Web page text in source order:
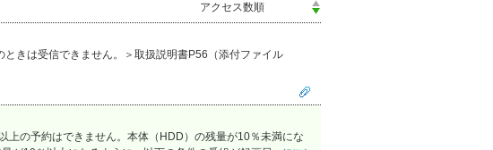
きは受信できません。＞取扱説明書P56（添付ファイル
上の予約はできません。本体（HDD）の残量が10％未満にな